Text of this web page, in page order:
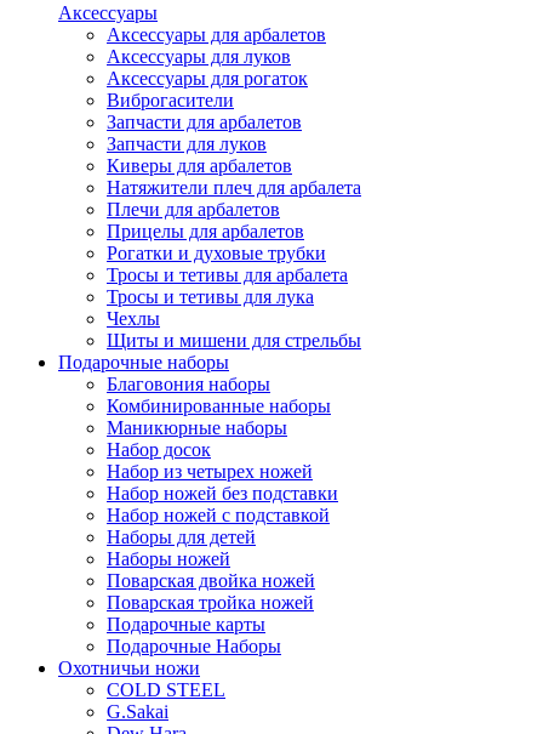
Аксессуары
Аксессуары для арбалетов
Аксессуары для луков
Аксессуары для рогаток
Виброгасители
Запчасти для арбалетов
Запчасти для луков
Киверы для арбалетов
Натяжители плеч для арбалета
Плечи для арбалетов
Прицелы для арбалетов
Рогатки и духовые трубки
Тросы и тетивы для арбалета
Тросы и тетивы для лука
Чехлы
Щиты и мишени для стрельбы
Подарочные наборы
Благовония наборы
Комбинированные наборы
Маникюрные наборы
Набор досок
Набор из четырех ножей
Набор ножей без подставки
Набор ножей с подставкой
Наборы для детей
Наборы ножей
Поварская двойка ножей
Поварская тройка ножей
Подарочные карты
Подарочные Наборы
Охотничьи ножи
COLD STEEL
G.Sakai